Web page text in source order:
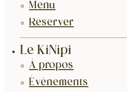
Menu
Réserver
Le KiNipi
À propos
Événements